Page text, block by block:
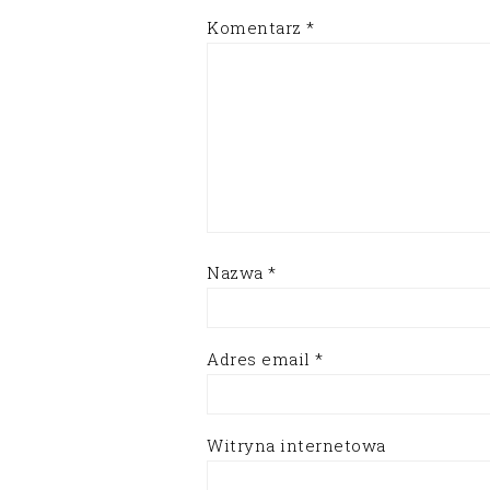
Komentarz *
Nazwa *
Adres email *
Witryna internetowa